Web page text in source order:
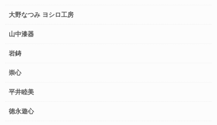
大野なつみ ヨシロ工房
山中漆器
岩鋳
崇心
平井睦美
徳永遊心